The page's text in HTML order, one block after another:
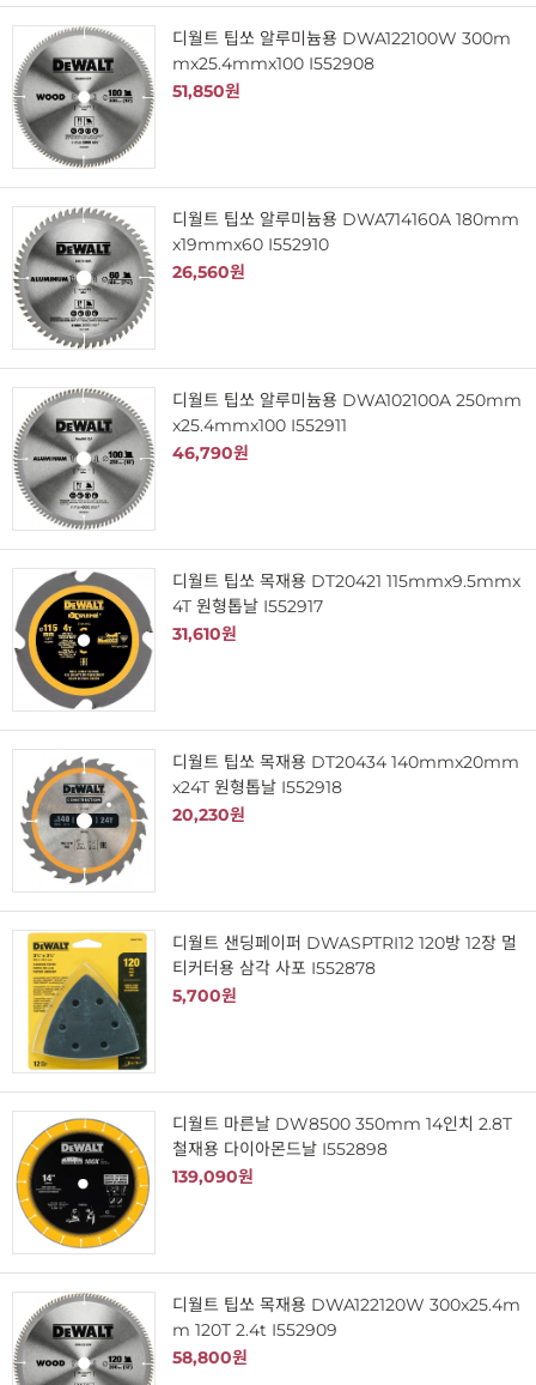
디월트 팁쏘 알루미늄용 DWA122100W 300m
mx25.4mmx100 I552908
51,850원
디월트 팁쏘 알루미늄용 DWA714160A 180mm
x19mmx60 I552910
26,560원
디월트 팁쏘 알루미늄용 DWA102100A 250mm
x25.4mmx100 I552911
46,790원
디월트 팁쏘 목재용 DT20421 115mmx9.5mmx
4T 원형톱날 I552917
31,610원
디월트 팁쏘 목재용 DT20434 140mmx20mm
x24T 원형톱날 I552918
20,230원
디월트 샌딩페이퍼 DWASPTRI12 120방 12장 멀
티커터용 삼각 사포 I552878
5,700원
디월트 마른날 DW8500 350mm 14인치 2.8T
철재용 다이아몬드날 I552898
139,090원
디월트 팁쏘 목재용 DWA122120W 300x25.4m
m 120T 2.4t I552909
58,800원